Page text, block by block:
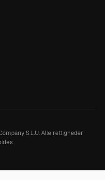
S.L.U. Alle rettigheder
.